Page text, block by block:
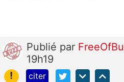
Publié par
19h19
!
citer